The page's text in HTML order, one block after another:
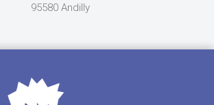
95580 Andilly